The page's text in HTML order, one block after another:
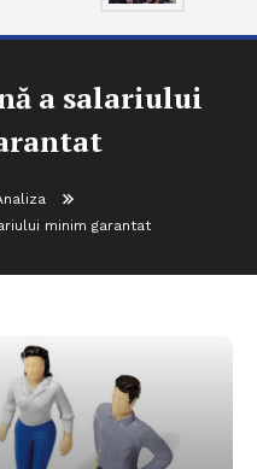
a salariului
minim garantat